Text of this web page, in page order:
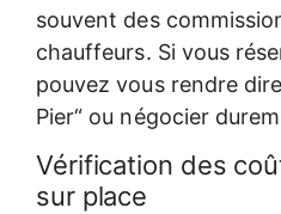
souvent des
chauffeurs. Si vous
pouvez vous rendre
Pier“ ou négocier
Vérification des
sur place